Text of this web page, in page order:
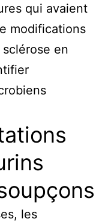
qui avaient
modifications
en
les